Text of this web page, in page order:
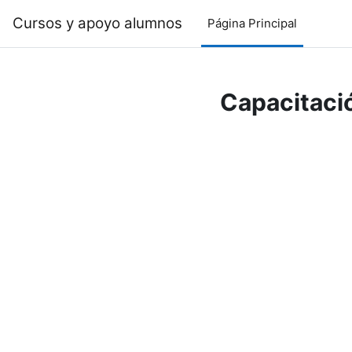
Cursos y apoyo alumnos Página Principal